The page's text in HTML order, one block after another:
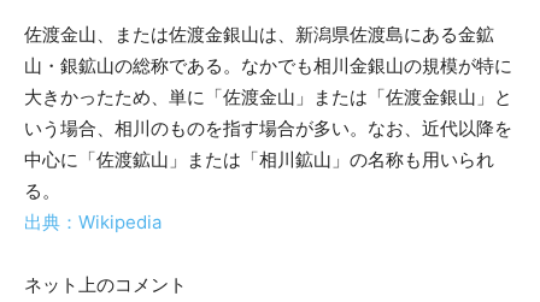
佐渡金山、または佐渡金銀山は、新潟県佐渡島にある金鉱
山・銀鉱山の総称である。なかでも相川金銀山の規模が特に
大きかったため、単に「佐渡金山」または「佐渡金銀山」と
いう場合、相川のものを指す場合が多い。なお、近代以降を
中心に「佐渡鉱山」または「相川鉱山」の名称も用いられ
る。
出典：Wikipedia
ネット上のコメント